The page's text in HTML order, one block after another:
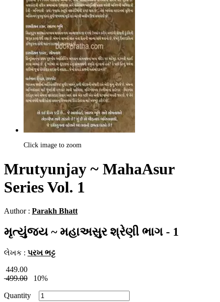
Click image to zoom
Mrutyunjay ~ MahaAsur
Series Vol. 1
Author : Parakh Bhatt
મૃત્યુંજય ~ મહાઅસુર શ્રેણી ભાગ - 1
લેખક : પરખ ભટ્ટ
449.00
499.00
10%
Quantity